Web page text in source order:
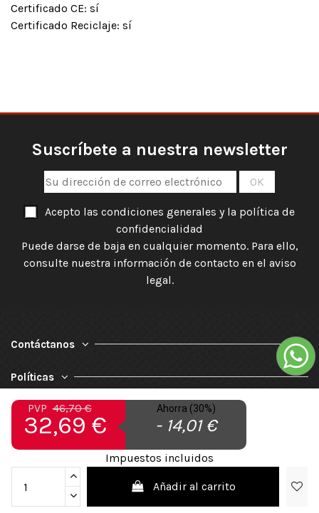
PVP46,70 €
32,69 €
Ahorra (30%)
- 14,01 €
Impuestos incluidos
Añadir al carrito
Certificado CE: sí
Certificado Reciclaje: sí
Suscríbete a nuestra newsletter
Acepto las condiciones generales y la política de
confidencialidad
Puede darse de baja en cualquier momento. Para ello,
consulte nuestra información de contacto en el aviso
legal.
Contáctanos
Políticas
Nuestra Empresa